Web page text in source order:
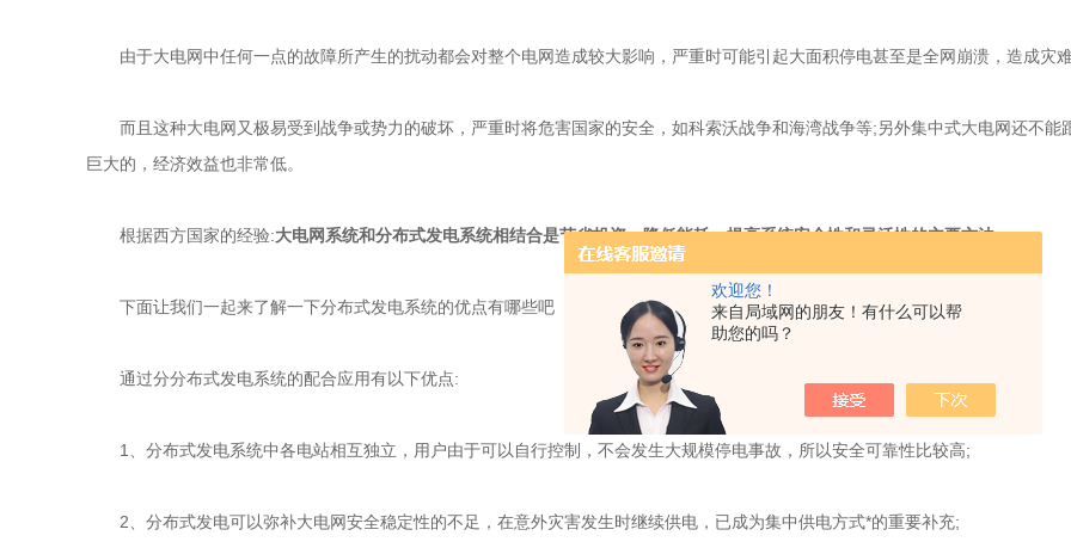
欢迎您！
来自局域网的朋友！有什么可以帮
助您的吗？
由于大电网中任何一点的故障所产生的扰动都会对整个电网造成较大影响，严重时可能引起大面积停电甚至是全网崩溃，造成灾
而且这种大电网又极易受到战争或势力的破坏，严重时将危害国家的安全，如科索沃战争和海湾战争等;另外集中式大电网还不能
巨大的，经济效益也非常低。
根据西方国家的经验:大电网系统和分布式发电系统相结合是节省投资，降低能耗，提高系统安全性和灵活性的主要方法。
下面让我们一起来了解一下分布式发电系统的优点有哪些吧
通过分分布式发电系统的配合应用有以下优点:
1、分布式发电系统中各电站相互独立，用户由于可以自行控制，不会发生大规模停电事故，所以安全可靠性比较高;
2、分布式发电可以弥补大电网安全稳定性的不足，在意外灾害发生时继续供电，已成为集中供电方式*的重要补充;